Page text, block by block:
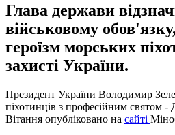
Глава держави
військовому обов'язку,
героїзм морських
захисті України.
Президент України Володимир
піхотинців з професійним святом -
Вітання опубліковано на сайті